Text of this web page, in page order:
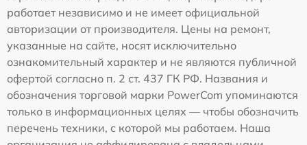
работает независимо и не имеет официальной
авторизации от производителя. Цены на ремонт,
указанные на сайте, носят исключительно
ознакомительный характер и не являются публичной
офертой согласно п. 2 ст. 437 ГК РФ. Названия и
обозначения торговой марки PowerCom упоминаются
только в информационных целях — чтобы обозначить
перечень техники, с которой мы работаем. Наша